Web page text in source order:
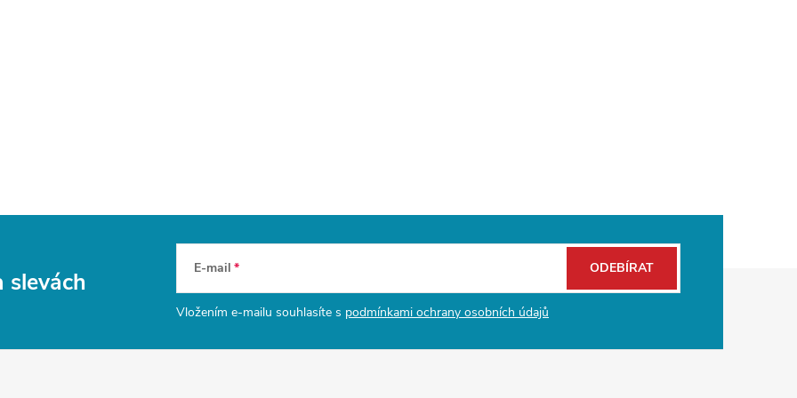
slevách E-mail
Vložením e-mailu souhlasíte s podmínkami ochrany osobních údajů
ODEBÍRAT